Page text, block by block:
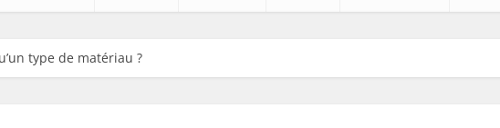
type de matériau ?